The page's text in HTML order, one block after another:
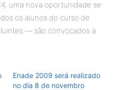
uma nova oportunidade se
os alunos do curso de
— são convocados a
Enade 2009 será realizado
no dia 8 de novembro